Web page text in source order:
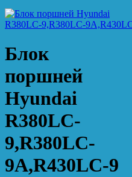
Блок
поршней
Hyundai
R380LC-
9,R380LC-
9A,R430LC-9